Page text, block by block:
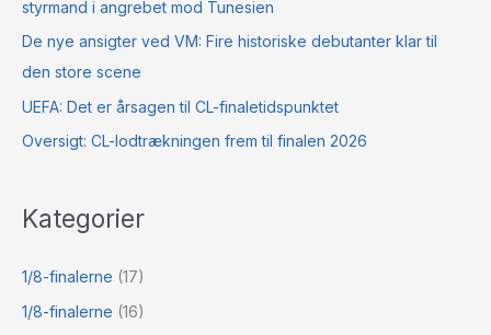
styrmand i angrebet mod Tunesien
De nye ansigter ved VM: Fire historiske debutanter klar til
den store scene
UEFA: Det er årsagen til CL-finaletidspunktet
Oversigt: CL-lodtrækningen frem til finalen 2026
Kategorier
1/8-finalerne (17)
1/8-finalerne (16)